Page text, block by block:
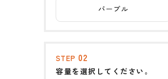
パープル
STEP 02
容量を選択してください。